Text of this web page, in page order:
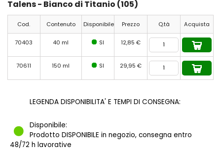
Talens - Bianco di Titanio (105)
Cod. Contenuto Disponibile Prezzo Q.tà Acquista
70403 40 ml SI 12,85 €
70611 150 ml SI 29,95 €
LEGENDA DISPONIBILITA' E TEMPI DI CONSEGNA:
Disponibile:
Prodotto DISPONIBILE in negozio, consegna entro
48/72 h lavorative